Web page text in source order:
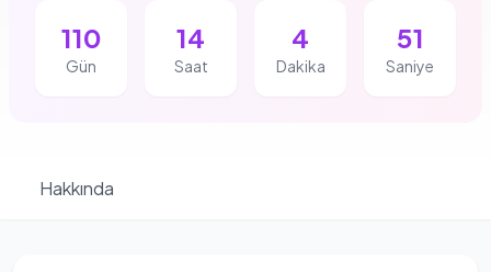
110
Gün
14
Saat
4
Dakika
51
Saniye
Hakkında